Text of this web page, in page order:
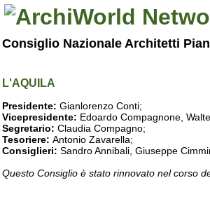
Consiglio Nazionale Architetti
L'AQUILA
Presidente: Gianlorenzo Conti;
Vicepresidente: Edoardo Compagnone,
Segretario: Claudia Compagno;
Tesoriere: Antonio Zavarella;
Consiglieri: Sandro Annibali, Giuseppe
Questo Consiglio è stato rinnovato nel corso